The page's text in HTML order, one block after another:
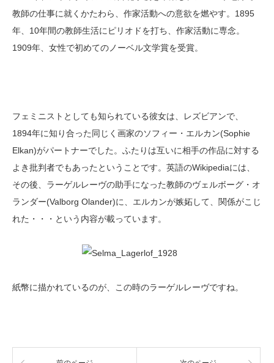
教師の仕事に就くかたわら、作家活動への意欲を燃やす。1895
年、10年間の教師生活にピリオドを打ち、作家活動に専念。
1909年、女性で初めてのノーベル文学賞を受賞。
フェミニストとしても知られている彼女は、レズビアンで、
1894年に知り合った同じく画家のソフィー・エルカン(Sophie
Elkan)がパートナーでした。ふたりは互いに相手の作品に対する
よき批判者でもあったということです。英語のWikipediaには、
その後、ラーゲルレーヴの助手になった教師のヴェルボーグ・オ
ランダー(Valborg Olander)に、エルカンが嫉妬して、関係がこじ
れた・・・という内容が載っています。
紙幣に描かれているのが、この時のラーゲルレーヴですね。